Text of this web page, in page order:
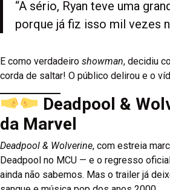
“A sério, Ryan teve uma
porque já fiz isso mil vezes
E como verdadeiro showman, decidiu
corda de saltar! O público delirou e o
Deadpool &
da Marvel
Deadpool & Wolverine, com estreia
Deadpool no MCU — e o regresso
ainda não sabemos. Mas o trailer já